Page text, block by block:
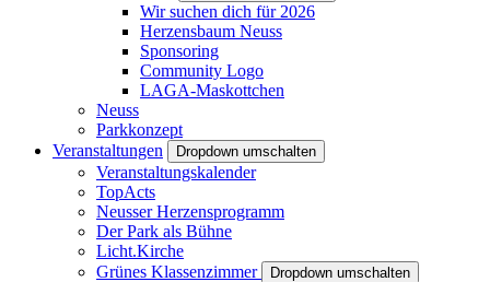
Wir suchen dich für 2026
Herzensbaum Neuss
Sponsoring
Community Logo
LAGA-Maskottchen
Neuss
Parkkonzept
Veranstaltungen
Dropdown umschalten
Veranstaltungskalender
TopActs
Neusser Herzensprogramm
Der Park als Bühne
Licht.Kirche
Grünes Klassenzimmer
Dropdown umschalten